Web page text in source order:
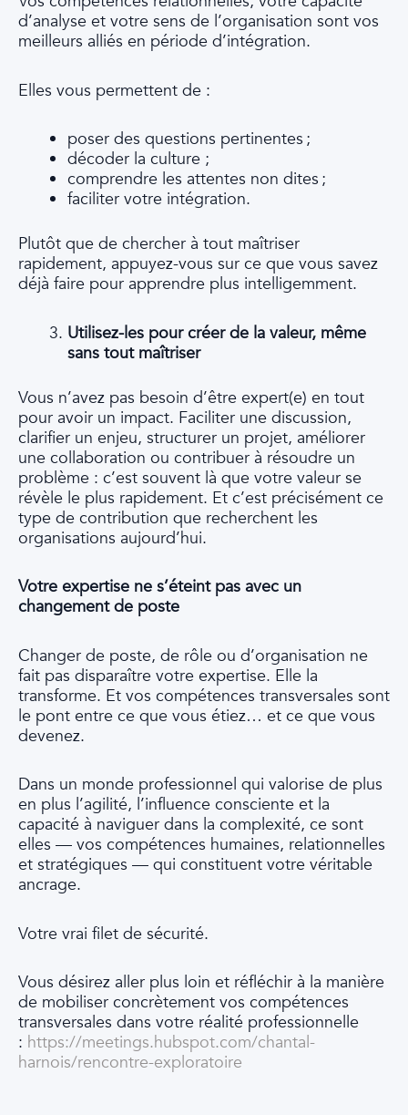
d’analyse et votre sens de l’organisation sont vos
meilleurs alliés en période d’intégration.
Elles vous permettent de :
poser des questions pertinentes ;
décoder la culture ;
comprendre les attentes non dites ;
faciliter votre intégration.
Plutôt que de chercher à tout maîtriser
rapidement, appuyez-vous sur ce que vous savez
déjà faire pour apprendre plus intelligemment.
Utilisez-les pour créer de la valeur, même
sans tout maîtriser
Vous n’avez pas besoin d’être expert(e) en tout
pour avoir un impact. Faciliter une discussion,
clarifier un enjeu, structurer un projet, améliorer
une collaboration ou contribuer à résoudre un
problème : c’est souvent là que votre valeur se
révèle le plus rapidement. Et c’est précisément ce
type de contribution que recherchent les
organisations aujourd’hui.
Votre expertise ne s’éteint pas avec un
changement de poste
Changer de poste, de rôle ou d’organisation ne
fait pas disparaître votre expertise. Elle la
transforme. Et vos compétences transversales sont
le pont entre ce que vous étiez… et ce que vous
devenez.
Dans un monde professionnel qui valorise de plus
en plus l’agilité, l’influence consciente et la
capacité à naviguer dans la complexité, ce sont
elles — vos compétences humaines, relationnelles
et stratégiques — qui constituent votre véritable
ancrage.
Votre vrai filet de sécurité.
Vous désirez aller plus loin et réfléchir à la manière
de mobiliser concrètement vos compétences
transversales dans votre réalité professionnelle
: https://meetings.hubspot.com/chantal-
harnois/rencontre-exploratoire